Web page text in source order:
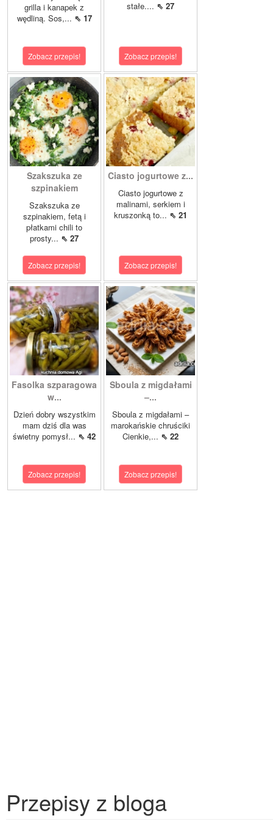
grilla i kanapek z
wędliną. Sos,... ⇖ 17
Zobacz przepis!
stałe.... ⇖ 27
Zobacz przepis!
Szakszuka ze
szpinakiem
Szakszuka ze
szpinakiem, fetą i
płatkami chili to
prosty... ⇖ 27
Zobacz przepis!
Ciasto jogurtowe z...
Ciasto jogurtowe z
malinami, serkiem i
kruszonką to... ⇖ 21
Zobacz przepis!
Fasolka szparagowa
w...
Dzień dobry wszystkim
mam dziś dla was
świetny pomysł... ⇖ 42
Zobacz przepis!
Sboula z migdałami
–...
Sboula z migdałami –
marokańskie chruściki
Cienkie,... ⇖ 22
Zobacz przepis!
Przepisy z bloga